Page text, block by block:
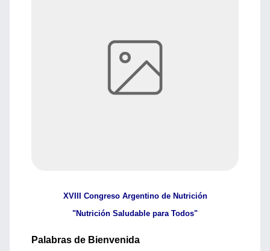
XVIII Congreso Argentino de Nutrición
"Nutrición Saludable para Todos"
Palabras de Bienvenida